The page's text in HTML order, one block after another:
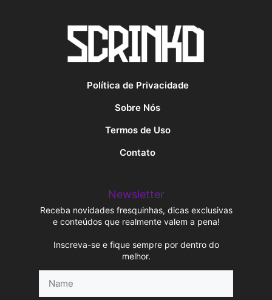
Política de Privacidade
Sobre Nós
Termos de Uso
Contato
Newsletter
Receba novidades fresquinhas, dicas exclusivas
e conteúdos que realmente valem a pena!
Inscreva-se e fique sempre por dentro do
melhor.